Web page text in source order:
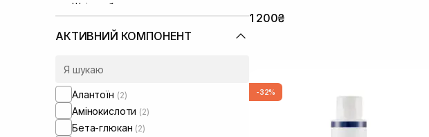
Шкіра обличчя з розширеними
порами
Шкіра обличчя з порушеним
мікробіомом
АКТИВНИЙ КОМПОНЕНТ
Алантоїн (2)
Амінокислоти (2)
Бета-глюкан (2)
1 200₴
-32%